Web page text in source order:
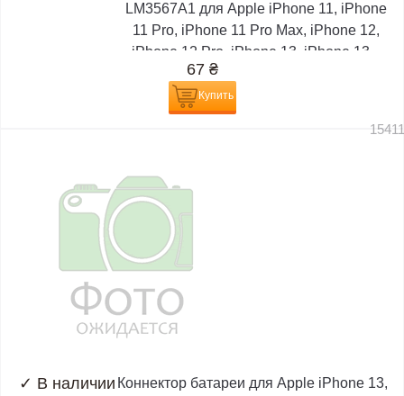
LM3567A1 для Apple iPhone 11, iPhone
11 Pro, iPhone 11 Pro Max, iPhone 12,
iPhone 12 Pro, iPhone 13, iPhone 13...
67 ₴
Купить
✓ В наличии Коннектор батареи для Apple iPhone 13,